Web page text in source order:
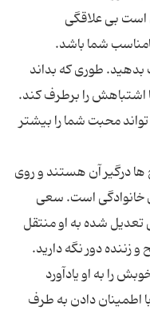
است بی علاقگی
بدهید. طوری که بداند
محبت شما را بیشتر
ها درگیر آن هستند و روی
خانوادگی است. سعی
تعدیل شده به او منتقل
را به او یادآورد
اطمینان دادن به طرف